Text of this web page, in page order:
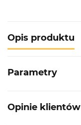
Opis produktu
Parametry
Opinie klientów